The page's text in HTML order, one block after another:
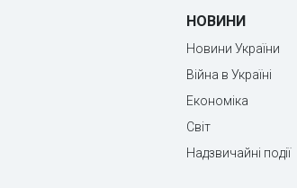
НОВИНИ
Новини України
Війна в Україні
Економіка
Світ
Надзвичайні події